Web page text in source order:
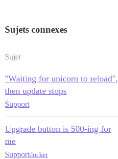
Sujets connexes
Sujet
"Waiting for unicorn to reload",
then update stops
Support
Upgrade button is 500-ing for
me
Supportdocker